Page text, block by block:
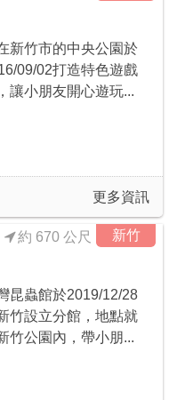
新竹市的中央公園於
09/02打造特色遊戲
讓小朋友開心遊玩...
更多資訊
新竹
約 670 公尺
昆蟲館於2019/12/28
竹設立分館，地點就
竹公園內，帶小朋...